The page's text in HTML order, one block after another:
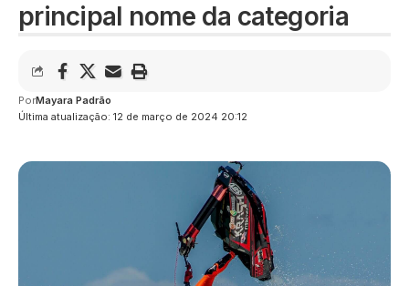
principal nome da categoria
Última atualização: 12 de março de 2024 20:12
PorMayara Padrão